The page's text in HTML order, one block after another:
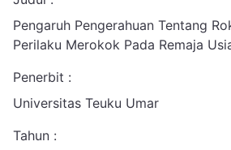
Pengaruh Pengerahuan Tentang
Perilaku Merokok Pada Remaja
Penerbit :
Universitas Teuku Umar
Tahun :